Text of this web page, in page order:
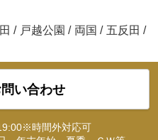
/ 戸越公園 / 両国 / 五反田 /
い合わせ
時間外対応可